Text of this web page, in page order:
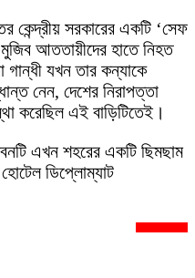
কেন্দ্রীয় সরকারের একটি ‘সেফ
আততায়ীদের হাতে নিহত
গান্ধী যখন তার কন্যাকে
নেন, দেশের নিরাপত্তা
করেছিল এই বাড়িটিতেই।
এখন শহরের একটি ছিমছাম
ডিপ্লোম্যাট